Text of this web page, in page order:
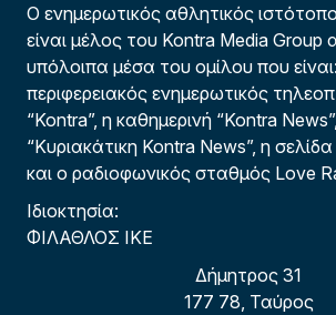
Ο ενημερωτικός αθλητικός
είναι μέλος του Kontra Media
υπόλοιπα μέσα του ομίλου που
περιφερειακός ενημερωτικός
“Kontra”, η καθημερινή “Kontra
“Κυριακάτικη Kontra News”, η
και ο ραδιοφωνικός σταθμός Love
Ιδιοκτησία:
ΦΙΛΑΘΛΟΣ ΙΚΕ
Δήμητρος 31
177 78, Ταύρος